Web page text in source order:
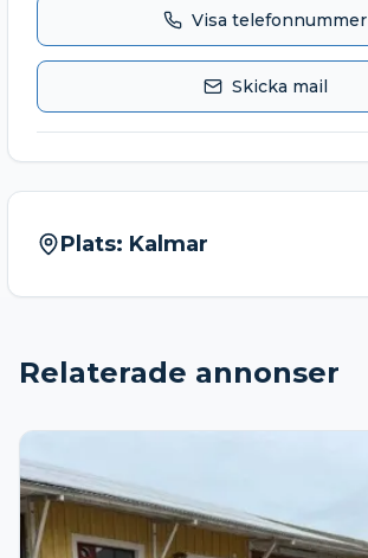
Visa telefonnummer
Skicka mail
Plats: Kalmar
Relaterade annonser